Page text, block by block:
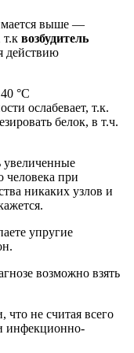
выше —
т.к возбудитель
действию
°С
ослабевает, т.к.
белок, в т.ч.
увеличенные
человека при
никаких узлов и
упругие
возможно взять
не считая всего
инфекционно-